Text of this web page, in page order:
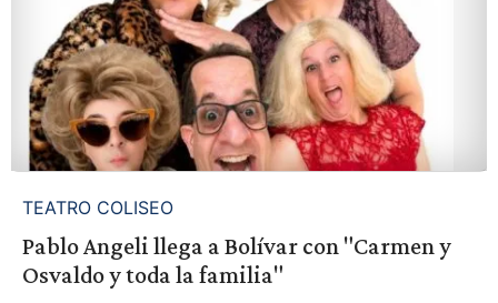
TEATRO COLISEO
Pablo Angeli llega a Bolívar con "Carmen y
Osvaldo y toda la familia"